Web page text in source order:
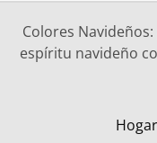
Colores
espíritu navideño
Hogar